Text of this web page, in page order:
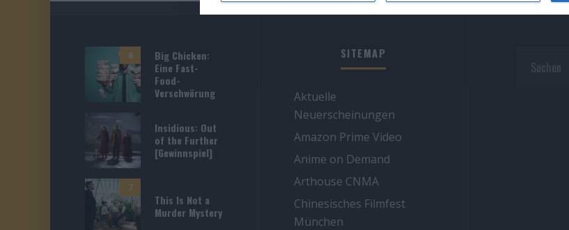
6
Big Chicken:
Eine Fast-
Food-
Verschwörung
Insidious: Out
of the Further
[Gewinnspiel]
7
This Is Not a
Murder Mystery
SITEMAP
Aktuelle
Neuerscheinungen
Amazon Prime Video
Anime on Demand
Arthouse CNMA
Chinesisches Filmfest
München